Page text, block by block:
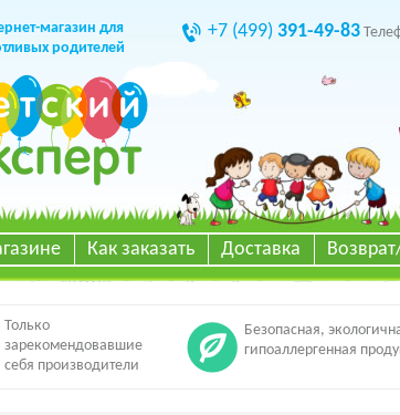
магазин для
родителей
+7 (499) 391-49-83
Как заказать Доставка
Только
зарекомендовавшие
себя производители
Безопасная,
гипоаллергенная